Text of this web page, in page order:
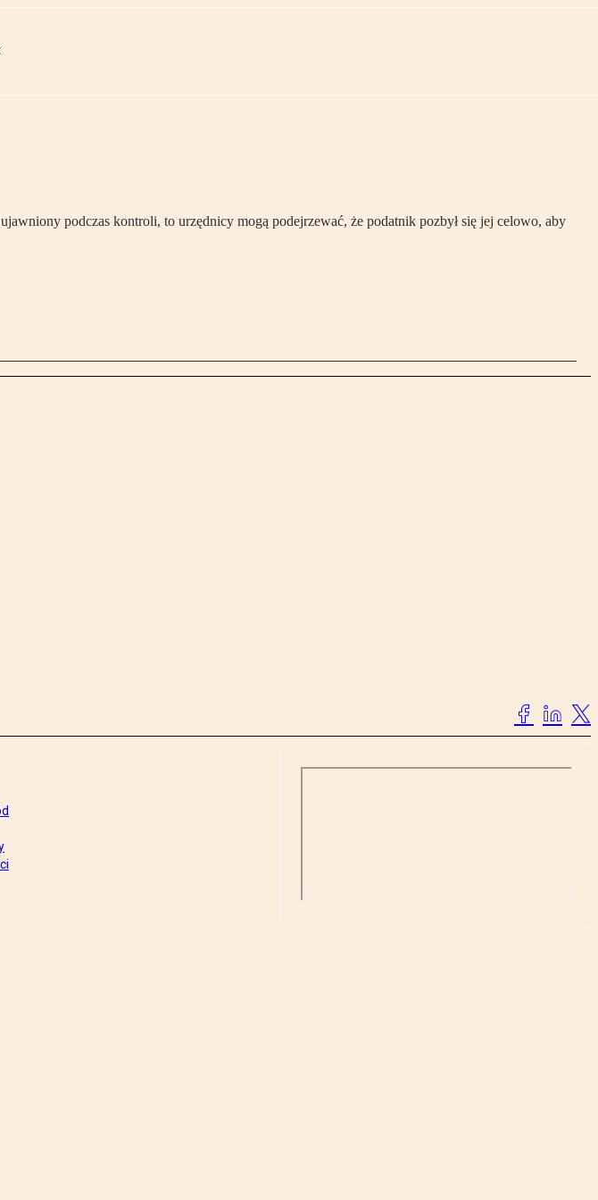
podczas kontroli, to urzędnicy mogą podejrzewać, że podatnik pozbył się jej celowo, aby